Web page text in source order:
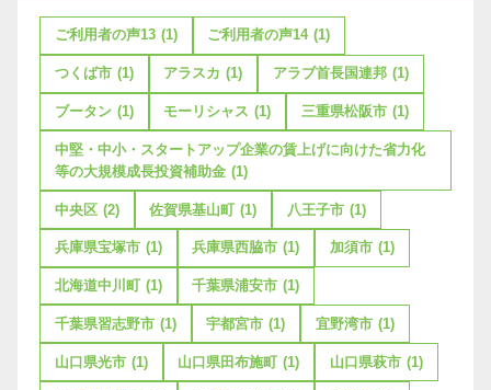
ご利用者の声13 (1) ご利用者の声14 (1)
つくば市 (1) アラスカ (1) アラブ首長国連邦 (1)
ブータン (1) モーリシャス (1) 三重県松阪市 (1)
中堅・中小・スタートアップ企業の賃上げに向けた省力化
等の大規模成長投資補助金 (1)
中央区 (2) 佐賀県基山町 (1) 八王子市 (1)
兵庫県宝塚市 (1) 兵庫県西脇市 (1) 加須市 (1)
北海道中川町 (1) 千葉県浦安市 (1)
千葉県習志野市 (1) 宇都宮市 (1) 宜野湾市 (1)
山口県光市 (1) 山口県田布施町 (1) 山口県萩市 (1)